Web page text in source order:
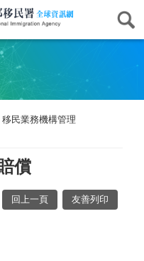
移民業務機構管理
償
回上一頁 友善列印